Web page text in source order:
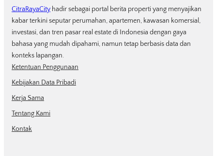
CitraRayaCity hadir sebagai portal berita properti yang menyajikan
kabar terkini seputar perumahan, apartemen, kawasan komersial,
investasi, dan tren pasar real estate di Indonesia dengan gaya
bahasa yang mudah dipahami, namun tetap berbasis data dan
konteks lapangan.
Ketentuan Penggunaan
Kebijakan Data Pribadi
Kerja Sama
Tentang Kami
Kontak